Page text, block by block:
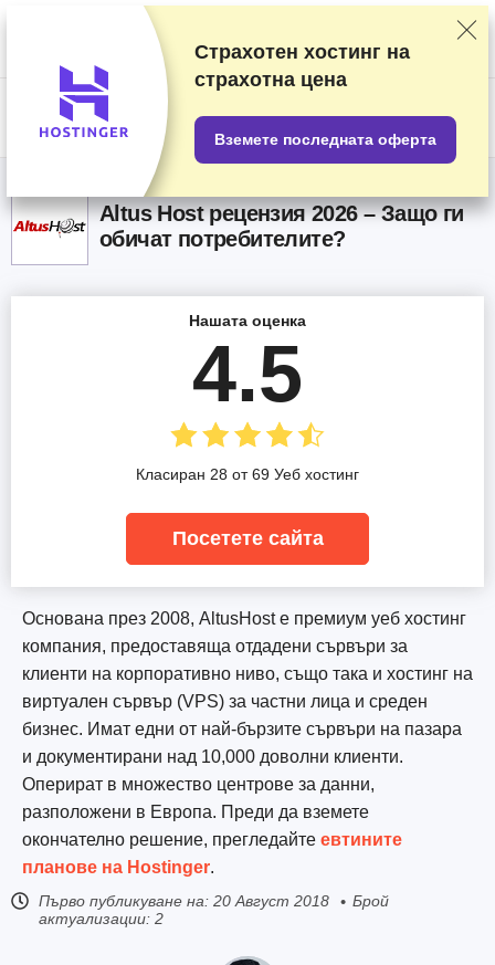
Класираме доставчиците на базата на подробни тестове и
проучвания, но също така вземаме предвид вашите отзиви и
търговски си споразумения с различните доставчици. Тази страница
съдържа партньорски връзки. Разкриване на реклама.
US$
Altus Host рецензия 2026 – Защо ги
обичат потребителите?
Основана през 2008, AltusHost е премиум уеб хостинг
компания, предоставяща отдадени сървъри за
клиенти на корпоративно ниво, също така и хостинг на
виртуален сървър (VPS) за частни лица и среден
бизнес. Имат едни от най-бързите сървъри на пазара
и документирани над 10,000 доволни клиенти.
Оперират в множество центрове за данни,
разположени в Европа. Преди да вземете
окончателно решение, прегледайте евтините
планове на Hostinger.
Първо публикуване на: 20 Август 2018
Брой
актуализации: 2
Нашата оценка
4.5
Класиран 28 от 69 Уеб хостинг
Посетете сайта
Страхотен хостинг на
страхотна цена
Вземете последната оферта